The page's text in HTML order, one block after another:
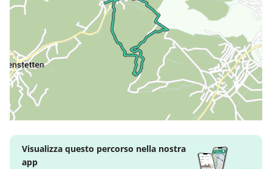
Visualizza questo percorso nella nostra
app